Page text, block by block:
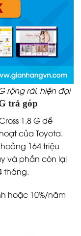
rộng rãi, hiện đại
trả góp
1.8 G dễ
của Toyota.
164 triệu
và phần còn lại
tháng.
hoặc 10%/năm